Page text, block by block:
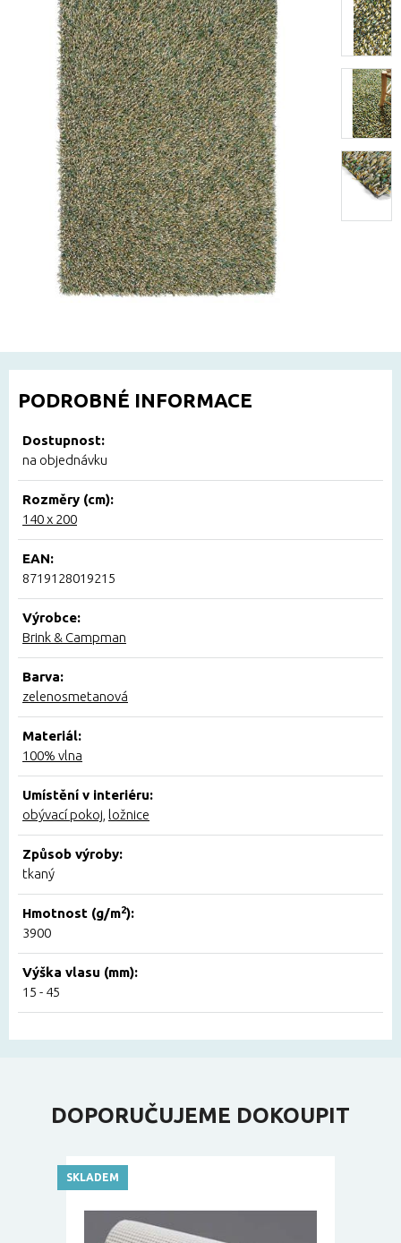
PODROBNÉ INFORMACE
Dostupnost:
na objednávku
Rozměry (cm):
140 x 200
EAN:
8719128019215
Výrobce:
Brink & Campman
Barva:
zelenosmetanová
Materiál:
100% vlna
Umístění v interiéru:
obývací pokoj ložnice
Způsob výroby:
tkaný
Hmotnost (g/m2):
3900
Výška vlasu (mm):
15 - 45
DOPORUČUJEME DOKOUPIT
SKLADEM